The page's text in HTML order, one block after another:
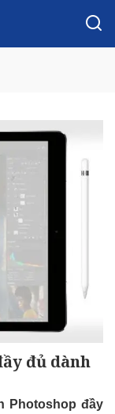
đủ dành
Photoshop đầy